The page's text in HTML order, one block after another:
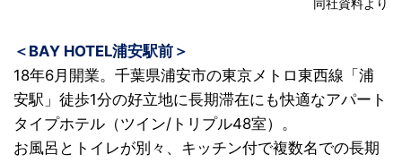
同社資料より
＜BAY HOTEL浦安駅前＞
18年6月開業。千葉県浦安市の東京メトロ東西線「浦
安駅」徒歩1分の好立地に長期滞在にも快適なアパート
タイプホテル（ツイン/トリプル48室）。
お風呂とトイレが別々、キッチン付で複数名での長期